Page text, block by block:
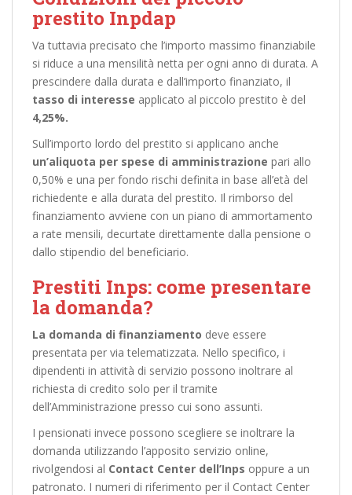
prestito Inpdap
Va tuttavia precisato che l’importo massimo finanziabile
si riduce a una mensilità netta per ogni anno di durata. A
prescindere dalla durata e dall’importo finanziato, il
tasso di interesse applicato al piccolo prestito è del
4,25%.
Sull’importo lordo del prestito si applicano anche
un’aliquota per spese di amministrazione pari allo
0,50% e una per fondo rischi definita in base all’età del
richiedente e alla durata del prestito. Il rimborso del
finanziamento avviene con un piano di ammortamento
a rate mensili, decurtate direttamente dalla pensione o
dallo stipendio del beneficiario.
Prestiti Inps: come presentare
la domanda?
La domanda di finanziamento deve essere
presentata per via telematizzata. Nello specifico, i
dipendenti in attività di servizio possono inoltrare al
richiesta di credito solo per il tramite
dell’Amministrazione presso cui sono assunti.
I pensionati invece possono scegliere se inoltrare la
domanda utilizzando l’apposito servizio online,
rivolgendosi al Contact Center dell’Inps oppure a un
patronato. I numeri di riferimento per il Contact Center